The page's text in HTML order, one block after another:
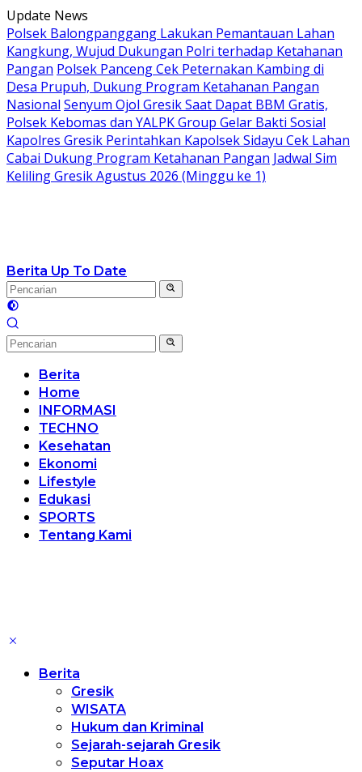
Langsung
ke
konten
Update News
Polsek Balongpanggang Lakukan Pemantauan Lahan
Kangkung, Wujud Dukungan Polri terhadap Ketahanan
Pangan Polsek Panceng Cek Peternakan Kambing di
Desa Prupuh, Dukung Program Ketahanan Pangan
Nasional Senyum Ojol Gresik Saat Dapat BBM Gratis,
Polsek Kebomas dan YALPK Group Gelar Bakti Sosial
Kapolres Gresik Perintahkan Kapolsek Sidayu Cek Lahan
Cabai Dukung Program Ketahanan Pangan Jadwal Sim
Keliling Gresik Agustus 2026 (Minggu ke 1)
Berita Up To Date
Berita
Home
INFORMASI
TECHNO
Kesehatan
Ekonomi
Lifestyle
Edukasi
SPORTS
Tentang Kami
Berita
Gresik
WISATA
Hukum dan Kriminal
Sejarah-sejarah Gresik
Seputar Hoax